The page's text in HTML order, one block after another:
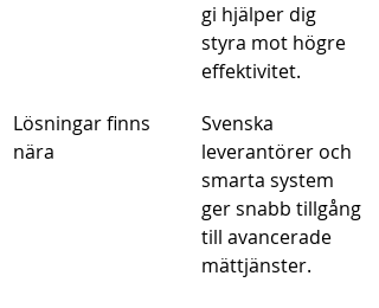
gi hjälper dig
styra mot högre
effektivitet.
Lösningar finns
nära
Svenska
leverantörer och
smarta system
ger snabb tillgång
till avancerade
mättjänster.